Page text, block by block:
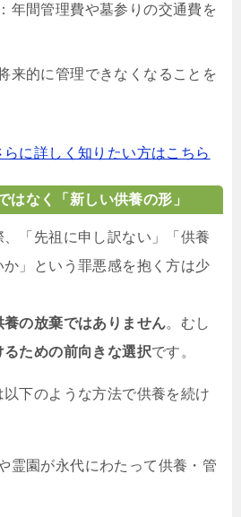
：年間管理費や墓参りの交通費を
将来的に管理できなくなることを
に詳しく知りたい方はこちら
はなく「新しい供養の形」
「先祖に申し訳ない」「供養
」という罪悪感を抱く方は少
養の放棄ではありません。むし
ための前向きな選択です。
下のような方法で供養を続け
霊園が永代にわたって供養・管